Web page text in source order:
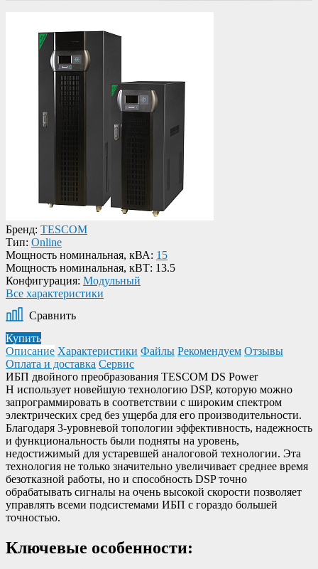
Бренд: TESCOM
Тип: Online
Мощность номинальная, кВА: 15
Мощность номинальная, кВТ: 13.5
Конфигурация: Модульный
Все характеристики
Сравнить
Купить
Описание Характеристики Файлы Рекомендуем Отзывы
Оплата и доставка Сервис
ИБП двойного преобразования TESCOM DS Power
H использует новейшую технологию DSP, которую можно
запрограммировать в соответствии с широким спектром
электрических сред без ущерба для его производительности.
Благодаря 3-уровневой топологии эффективность, надежность
и функциональность были подняты на уровень,
недостижимый для устаревшей аналоговой технологии. Эта
технология не только значительно увеличивает среднее время
безотказной работы, но и способность DSP точно
обрабатывать сигналы на очень высокой скорости позволяет
управлять всеми подсистемами ИБП с гораздо большей
точностью.
Ключевые особенности: